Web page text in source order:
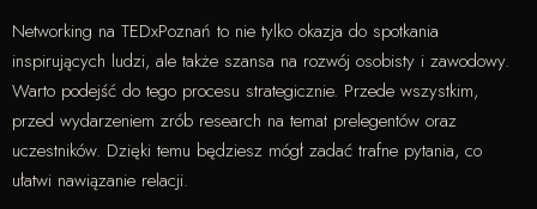
Networking na TEDxPoznań to nie tylko okazja do spotkania
inspirujących ludzi, ale także szansa na rozwój osobisty i zawodowy.
Warto podejść do tego procesu strategicznie. Przede wszystkim,
przed wydarzeniem zrób research na temat prelegentów oraz
uczestników. Dzięki temu będziesz mógł zadać trafne pytania, co
ułatwi nawiązanie relacji.